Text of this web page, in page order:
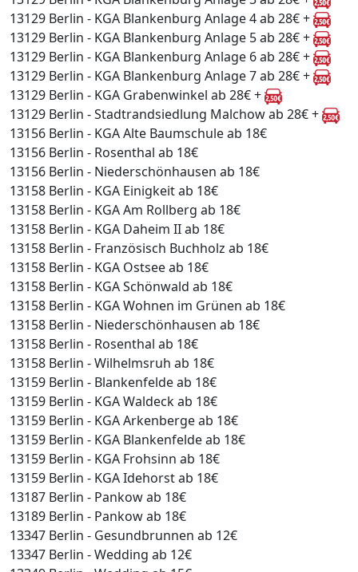
13129 Berlin - KGA Blankenburg Anlage 4 ab 28€ +
13129 Berlin - KGA Blankenburg Anlage 5 ab 28€ +
13129 Berlin - KGA Blankenburg Anlage 6 ab 28€ +
13129 Berlin - KGA Blankenburg Anlage 7 ab 28€ +
13129 Berlin - KGA Grabenwinkel ab 28€ +
13129 Berlin - Stadtrandsiedlung Malchow ab 28€ +
13156 Berlin - KGA Alte Baumschule ab 18€
13156 Berlin - Rosenthal ab 18€
13156 Berlin - Niederschönhausen ab 18€
13158 Berlin - KGA Einigkeit ab 18€
13158 Berlin - KGA Am Rollberg ab 18€
13158 Berlin - KGA Daheim II ab 18€
13158 Berlin - Französisch Buchholz ab 18€
13158 Berlin - KGA Ostsee ab 18€
13158 Berlin - KGA Schönwald ab 18€
13158 Berlin - KGA Wohnen im Grünen ab 18€
13158 Berlin - Niederschönhausen ab 18€
13158 Berlin - Rosenthal ab 18€
13158 Berlin - Wilhelmsruh ab 18€
13159 Berlin - Blankenfelde ab 18€
13159 Berlin - KGA Waldeck ab 18€
13159 Berlin - KGA Arkenberge ab 18€
13159 Berlin - KGA Blankenfelde ab 18€
13159 Berlin - KGA Frohsinn ab 18€
13159 Berlin - KGA Idehorst ab 18€
13187 Berlin - Pankow ab 18€
13189 Berlin - Pankow ab 18€
13347 Berlin - Gesundbrunnen ab 12€
13347 Berlin - Wedding ab 12€